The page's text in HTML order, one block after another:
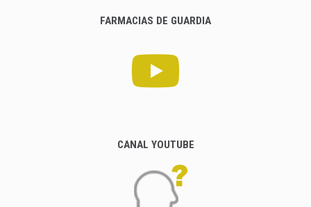
FARMACIAS DE GUARDIA
CANAL YOUTUBE